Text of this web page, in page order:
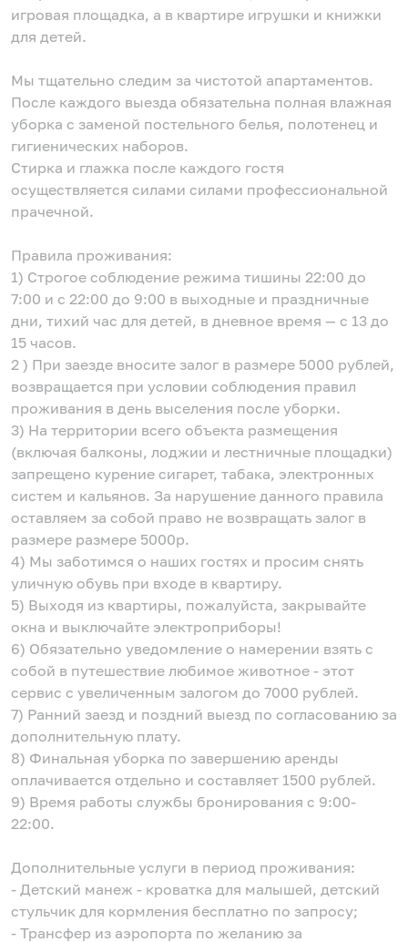
игровая площадка, а в квартире игрушки и книжки
для детей.
Мы тщательно следим за чистотой апартаментов.
После каждого выезда обязательна полная влажная
уборка с заменой постельного белья, полотенец и
гигиенических наборов.
Стирка и глажка после каждого гостя
осуществляется силами силами профессиональной
прачечной.
Правила проживания:
1) Строгое соблюдение режима тишины 22:00 до
7:00 и с 22:00 до 9:00 в выходные и праздничные
дни, тихий час для детей, в дневное время — с 13 до
15 часов.
2 ) При заезде вносите залог в размере 5000 рублей,
возвращается при условии соблюдения правил
проживания в день выселения после уборки.
3) На территории всего объекта размещения
(включая балконы, лоджии и лестничные площадки)
запрещено курение сигарет, табака, электронных
систем и кальянов. За нарушение данного правила
оставляем за собой право не возвращать залог в
размере размере 5000р.
4) Мы заботимся о наших гостях и просим снять
уличную обувь при входе в квартиру.
5) Выходя из квартиры, пожалуйста, закрывайте
окна и выключайте электроприборы!
6) Обязательно уведомление о намерении взять с
собой в путешествие любимое животное - этот
сервис с увеличенным залогом до 7000 рублей.
7) Ранний заезд и поздний выезд по согласованию за
дополнительную плату.
8) Финальная уборка по завершению аренды
оплачивается отдельно и составляет 1500 рублей.
9) Время работы службы бронирования с 9:00-
22:00.
Дополнительные услуги в период проживания:
- Детский манеж - кроватка для малышей, детский
стульчик для кормления бесплатно по запросу;
- Трансфер из аэропорта по желанию за